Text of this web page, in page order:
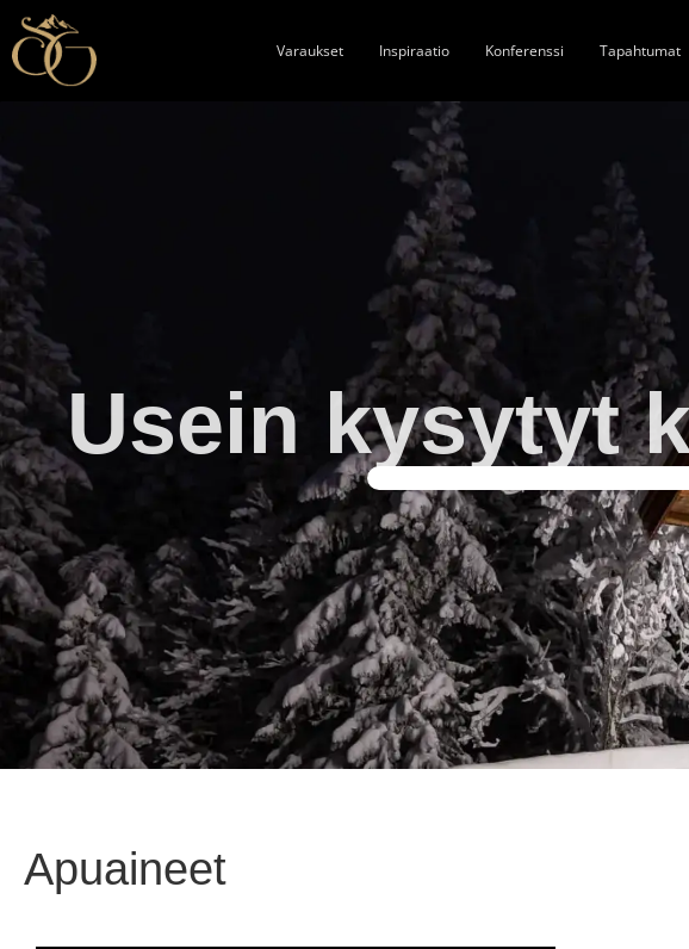
Varaukset Inspiraatio Konferenssi Tapahtumat
Usein kysytyt
Apuaineet